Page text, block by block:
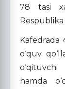
78 tasi
Kafedrada
o‘quv
hamda